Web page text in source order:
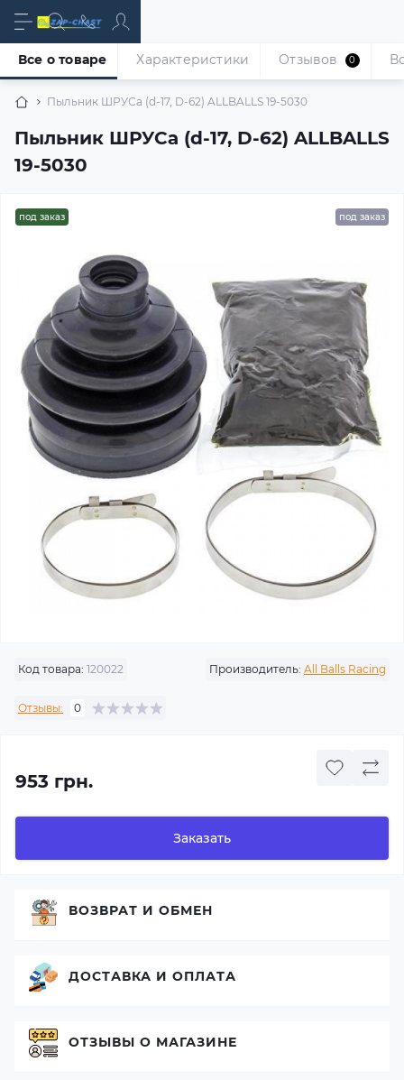
Пыльник ШРУСа (d-17, D-62) ALLBALLS 19-5030
Пыльник ШРУСа (d-17, D-62) ALLBALLS
19-5030
Все о товаре Характеристики Отзывов 0
под заказ под заказ
Код товара: 120022 Производитель: All Balls Racing
Отзывы: 0
953 грн.
Заказать
ВОЗВРАТ И ОБМЕН
ДОСТАВКА И ОПЛАТА
ОТЗЫВЫ О МАГАЗИНЕ